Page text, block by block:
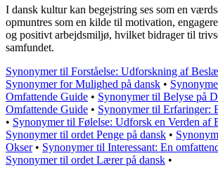
I dansk kultur kan begejstring ses som en
opmuntres som en kilde til motivation,
og positivt arbejdsmiljø, hvilket bidrager til
samfundet.
Synonymer til Forståelse: Udforskning af
Synonymer for Mulighed på dansk •
Omfattende Guide • Synonymer til Belyse på
Omfattende Guide • Synonymer til Erfaringer:
• Synonymer til Følelse: Udforsk en Verden af
Synonymer til ordet Penge på dansk •
Okser• Synonymer til Interessant: En
Synonymer til ordet Lærer på dansk •